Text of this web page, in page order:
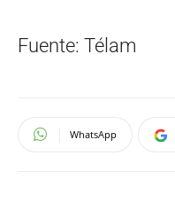
Fuente: Télam
WhatsApp